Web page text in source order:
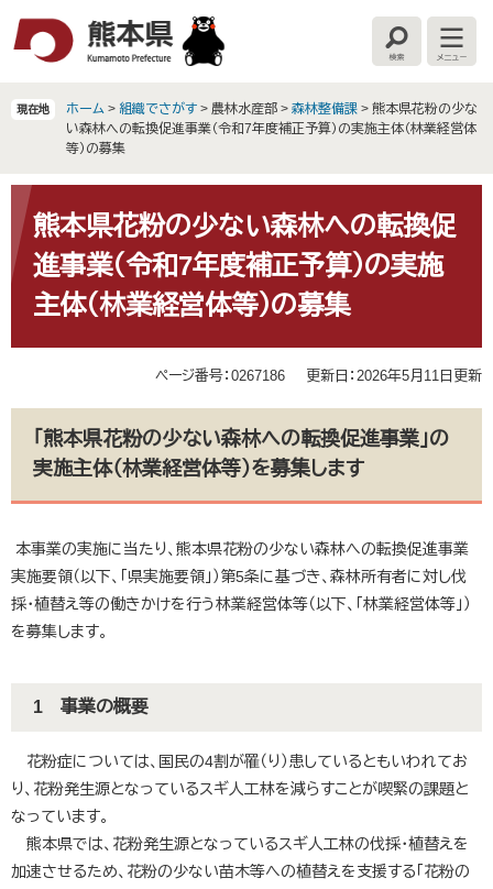
へ
検
索
メ
ニ
ー
現在地 ホーム > 組織でさがす > 農林水産部 > 森林整備課 > 熊本県花粉の少な
い森林への転換促進事業（令和7年度補正予算）の実施主体（林業経営体
等）の募集
文 熊本県花粉の少ない森林への転換促
進事業（令和7年度補正予算）の実施
主体（林業経営体等）の募集
ページ番号：0267186 更新日：2026年5月11日更新
「熊本県花粉の少ない森林への転換促進事業」の
実施主体（林業経営体等）を募集します
本事業の実施に当たり、熊本県花粉の少ない森林への転換促進事業
実施要領（以下、「県実施要領」）第5条に基づき、森林所有者に対し伐
採・植替え等の働きかけを行う林業経営体等（以下、「林業経営体等」）
を募集します。
1 事業の概要
花粉症については、国民の4割が罹（り）患しているともいわれてお
り、花粉発生源となっているスギ人工林を減らすことが喫緊の課題と
なっています。
熊本県では、花粉発生源となっているスギ人工林の伐採・植替えを
加速させるため、花粉の少ない苗木等への植替えを支援する「花粉の